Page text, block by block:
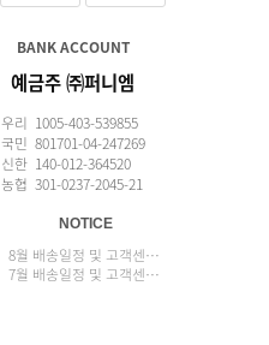
BANK ACCOUNT
예금주 ㈜퍼니엠
우리 1005-403-539855
국민 801701-04-247269
신한 140-012-364520
농협 301-0237-2045-21
NOTICE
8월 배송일정 및 고객센터 업무 안내
7월 배송일정 및 고객센터 업무 안내